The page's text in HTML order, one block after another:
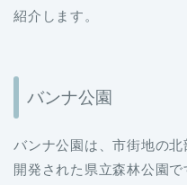
紹介します。
バンナ公園
バンナ公園は、市街地の
開発された県立森林公園